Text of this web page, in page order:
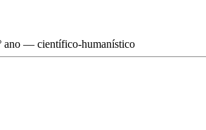
ano — científico-humanístico